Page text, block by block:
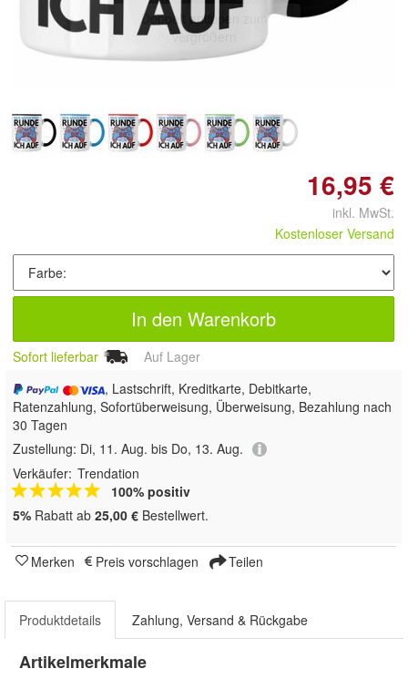
Doppelt antippen zum
vergrößern
16,95 €
inkl. MwSt.
Kostenloser Versand
In den Warenkorb
Sofort lieferbar
Auf Lager
, Lastschrift, Kreditkarte, Debitkarte,
Ratenzahlung, Sofortüberweisung, Überweisung, Bezahlung nach
30 Tagen
Zustellung: Di, 11. Aug. bis Do, 13. Aug.
Verkäufer: Trendation
100% positiv
5% Rabatt ab 25,00 € Bestellwert.
Merken Preis vorschlagen Teilen
Produktdetails Zahlung, Versand & Rückgabe
Artikelmerkmale